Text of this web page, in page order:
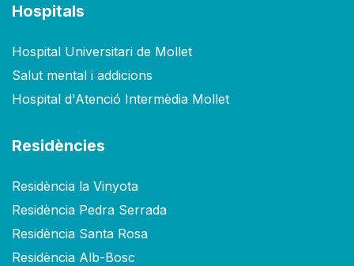
Hospitals
Hospital Universitari de Mollet
Salut mental i addicions
Hospital d'Atenció Intermèdia Mollet
Residències
Residència la Vinyota
Residència Pedra Serrada
Residència Santa Rosa
Residència Alb-Bosc